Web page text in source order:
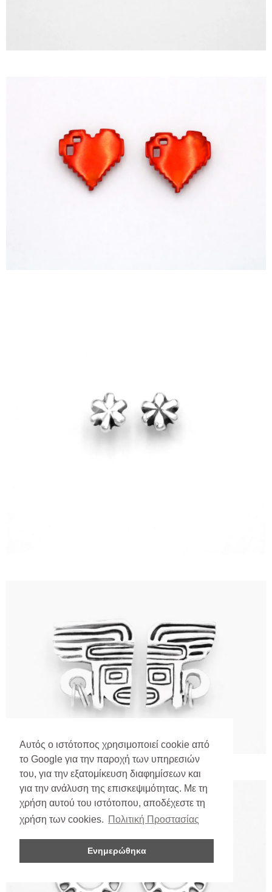
Αυτός ο ιστότοπος χρησιμοποιεί cookie από
το Google για την παροχή των υπηρεσιών
του, για την εξατομίκευση διαφημίσεων και
για την ανάλυση της επισκεψιμότητας. Με τη
χρήση αυτού του ιστότοπου, αποδέχεστε τη
χρήση των cookies. Πολιτική Προστασίας
Ενημερώθηκα